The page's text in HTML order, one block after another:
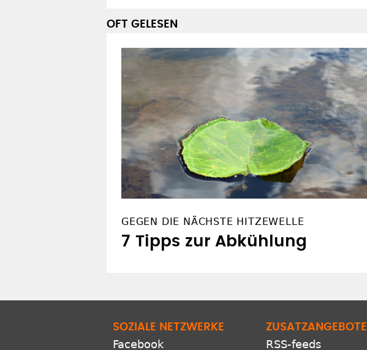
OFT GELESEN
GEGEN DIE NÄCHSTE HITZEWELLE
7 Tipps zur Abkühlung
SOZIALE NETZWERKE
Facebook
ZUSATZANGEBOTE
RSS-feeds